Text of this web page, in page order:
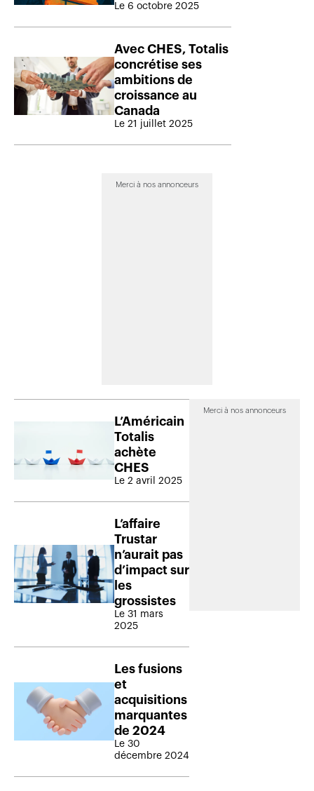
Le 6 octobre 2025
Avec CHES, Totalis
concrétise ses
ambitions de
croissance au
Canada
Le 21 juillet 2025
Merci à nos annonceurs
L’Américain
Totalis
achète
CHES
Le 2 avril 2025
L’affaire
Trustar
n’aurait pas
d’impact sur
les
grossistes
Le 31 mars
2025
Les fusions
et
acquisitions
marquantes
de 2024
Le 30
décembre 2024
Merci à nos annonceurs